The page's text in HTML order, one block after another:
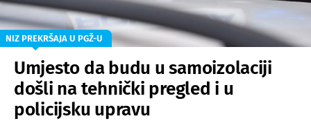
NIZ PREKRŠAJA U PGŽ-U
Umjesto da budu u samoizolaciji
došli na tehnički pregled i u
policijsku upravu